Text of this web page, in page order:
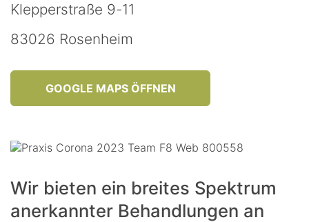
Klepperstraße 9-11
83026 Rosenheim
GOOGLE MAPS ÖFFNEN
Wir bieten ein breites Spektrum
anerkannter Behandlungen an